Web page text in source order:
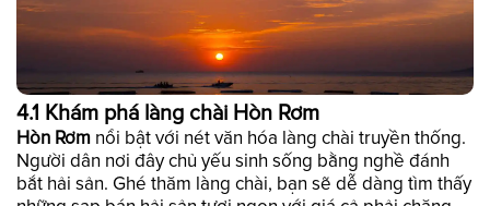
4.1 Khám phá làng chài Hòn Rơm
Hòn Rơm nổi bật với nét văn hóa làng chài truyền thống.
Người dân nơi đây chủ yếu sinh sống bằng nghề đánh
bắt hải sản. Ghé thăm làng chài, bạn sẽ dễ dàng tìm thấy